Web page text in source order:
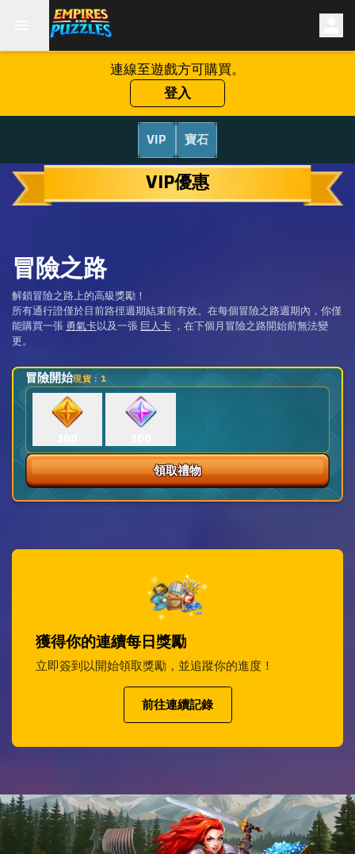
連線至遊戲方可購買。
登入
VIP 寶石
VIP優惠
冒險之路
解鎖冒險之路上的高級獎勵！
所有通行證僅於目前路徑週期結束前有效。在每個冒險之路週期內，你僅
能購買一張勇氣卡以及一張巨人卡 ，在下個月冒險之路開始前無法變
更。
16D 18H
冒險開始現貨：1
領取禮物
獲得你的連續每日獎勵
立即簽到以開始領取獎勵，並追蹤你的進度！
前往連續記錄